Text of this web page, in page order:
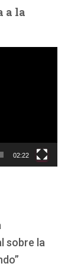
a la
02:22
sobre la